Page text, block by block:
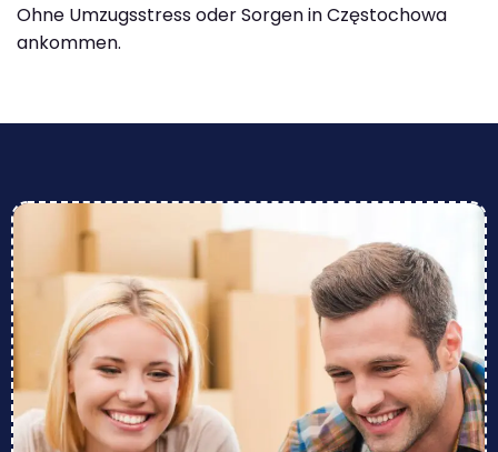
Ohne Umzugsstress oder Sorgen in Częstochowa
ankommen.